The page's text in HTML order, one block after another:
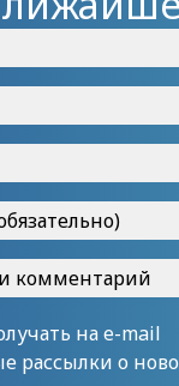
на e-mail
о